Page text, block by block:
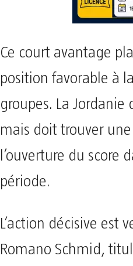
Ce court avantage
position favorable à
groupes. La
mais doit trouver
l’ouverture du score
période.
L’action décisive est
Romano Schmid,